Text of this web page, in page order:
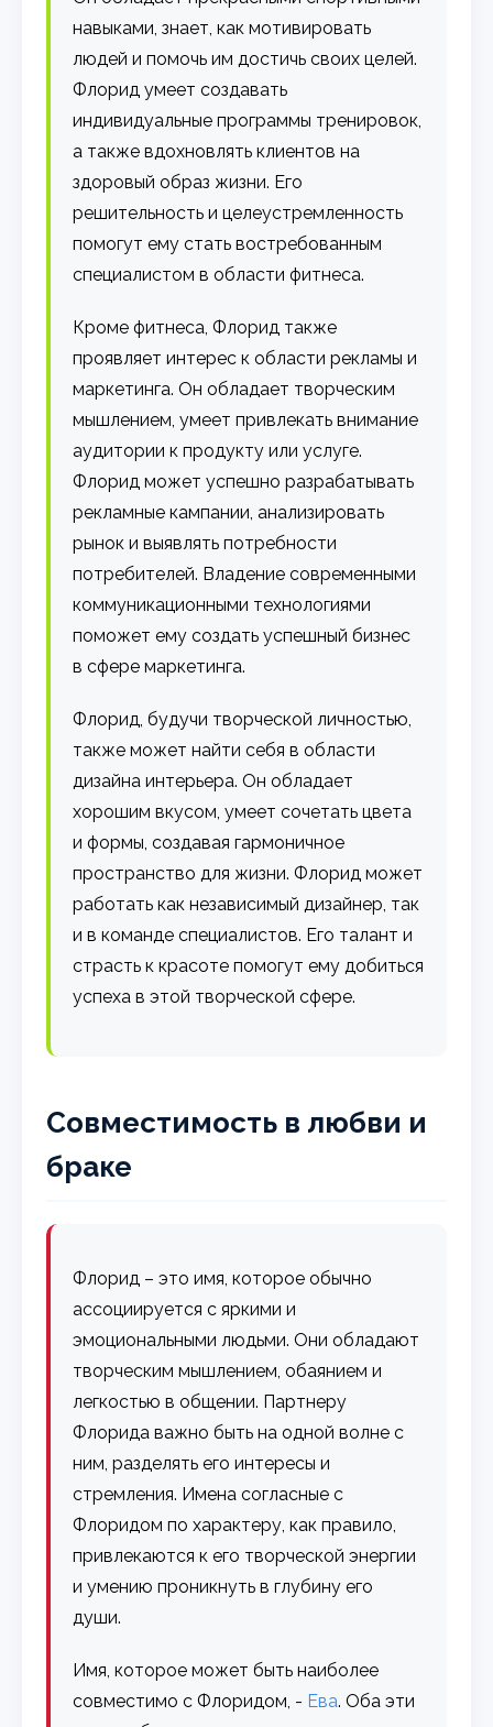
навыками, знает, как мотивировать
людей и помочь им достичь своих целей.
Флорид умеет создавать
индивидуальные программы тренировок,
а также вдохновлять клиентов на
здоровый образ жизни. Его
решительность и целеустремленность
помогут ему стать востребованным
специалистом в области фитнеса.
Кроме фитнеса, Флорид также
проявляет интерес к области рекламы и
маркетинга. Он обладает творческим
мышлением, умеет привлекать внимание
аудитории к продукту или услуге.
Флорид может успешно разрабатывать
рекламные кампании, анализировать
рынок и выявлять потребности
потребителей. Владение современными
коммуникационными технологиями
поможет ему создать успешный бизнес
в сфере маркетинга.
Флорид, будучи творческой личностью,
также может найти себя в области
дизайна интерьера. Он обладает
хорошим вкусом, умеет сочетать цвета
и формы, создавая гармоничное
пространство для жизни. Флорид может
работать как независимый дизайнер, так
и в команде специалистов. Его талант и
страсть к красоте помогут ему добиться
успеха в этой творческой сфере.
Совместимость в любви и
браке
Флорид – это имя, которое обычно
ассоциируется с яркими и
эмоциональными людьми. Они обладают
творческим мышлением, обаянием и
легкостью в общении. Партнеру
Флорида важно быть на одной волне с
ним, разделять его интересы и
стремления. Имена согласные с
Флоридом по характеру, как правило,
привлекаются к его творческой энергии
и умению проникнуть в глубину его
души.
Имя, которое может быть наиболее
совместимо с Флоридом, - Ева. Оба эти